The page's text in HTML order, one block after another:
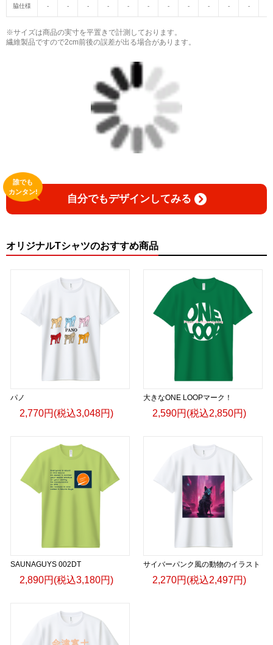
脇仕様 - - - - - - - - - - -
※サイズは商品の実寸を平置きで計測しております。
繊維製品ですので2cm前後の誤差が出る場合があります。
自分でもデザインしてみる
誰でも
カンタン!
オリジナルTシャツのおすすめ商品
パノ
2,770円(税込3,048円)
大きなONE LOOPマーク！
2,590円(税込2,850円)
SAUNAGUYS 002DT
2,890円(税込3,180円)
サイバーパンク風の動物のイラスト
2,270円(税込2,497円)